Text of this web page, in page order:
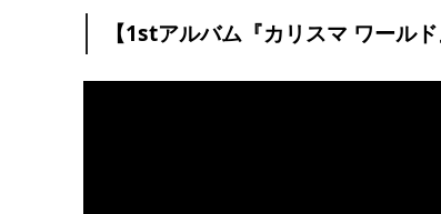
【1stアルバム『カリスマ ワール